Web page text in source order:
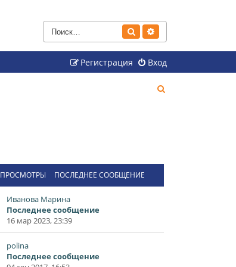
Поиск
Вход
Регистрация
ПРОСМОТРЫ ПОСЛЕДНЕЕ СООБЩЕНИЕ
Иванова Марина
Последнее сообщение
16 мар 2023, 23:39
polina
Последнее сообщение